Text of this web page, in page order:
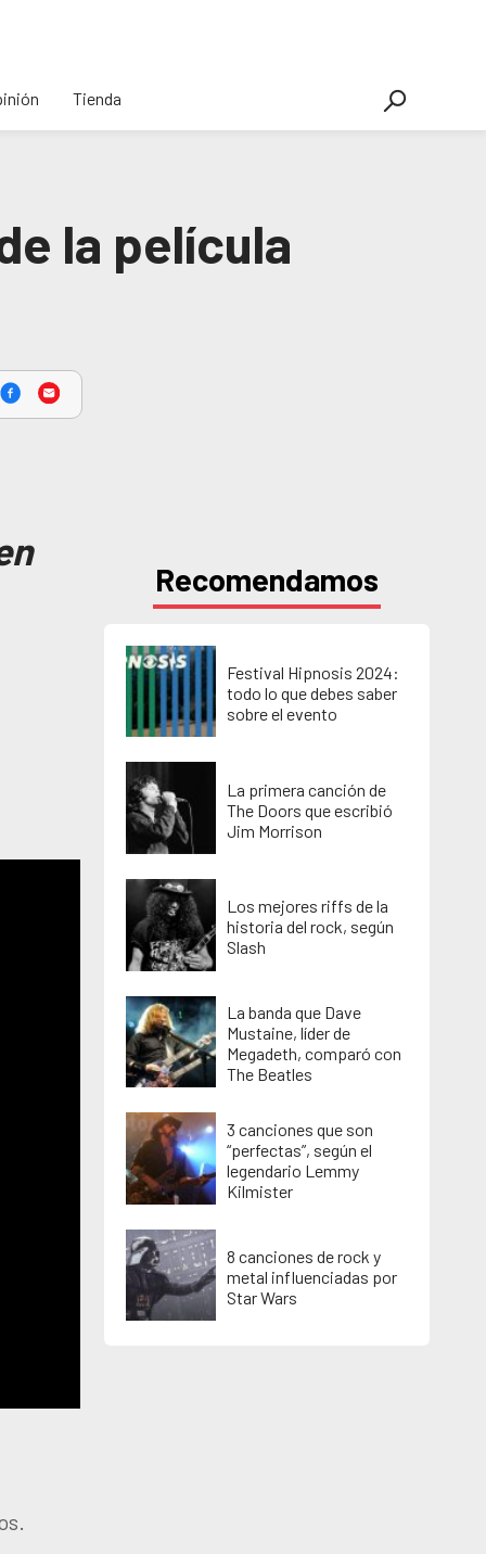
Tienda
la película
Recomendamos
Festival Hipnosis 2024:
todo lo que debes saber
sobre el evento
La primera canción de
The Doors que escribió
Jim Morrison
Los mejores riffs de la
historia del rock, según
Slash
La banda que Dave
Mustaine, líder de
Megadeth, comparó con
The Beatles
3 canciones que son
“perfectas”, según el
legendario Lemmy
Kilmister
8 canciones de rock y
metal influenciadas por
Star Wars